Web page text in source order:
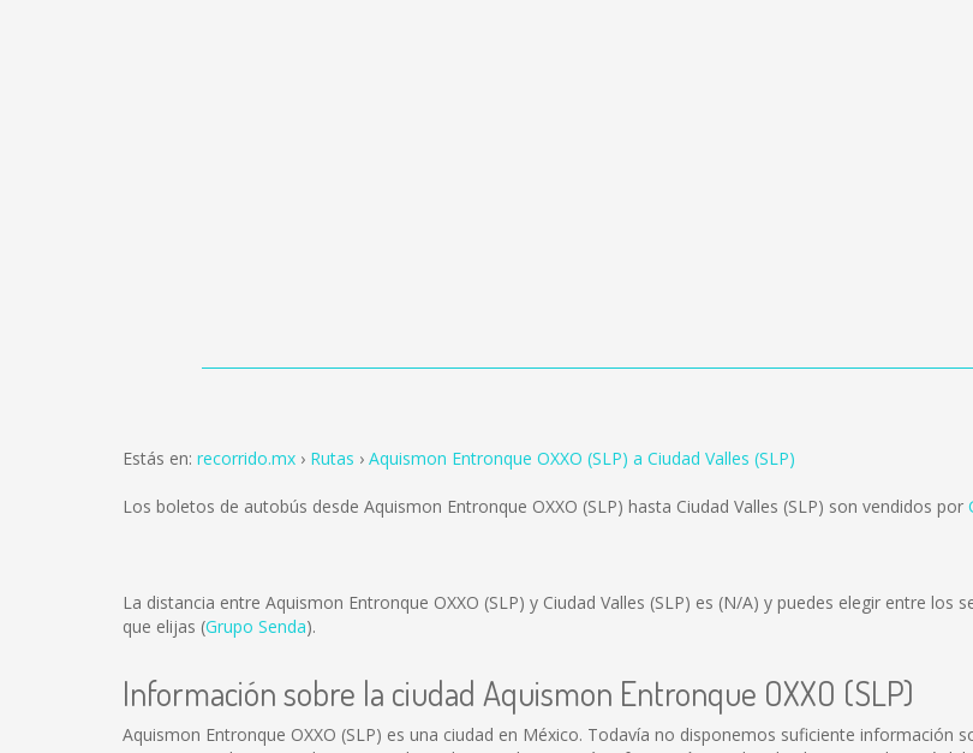
Estás en: recorrido.mx Rutas Aquismon Entronque OXXO (SLP) a Ciudad Valles (SLP)
Los boletos de autobús desde Aquismon Entronque OXXO (SLP) hasta Ciudad Valles (SLP) son vendidos por
La distancia entre Aquismon Entronque OXXO (SLP) y Ciudad Valles (SLP) es (N/A) y puedes elegir entre los
que elijas (Grupo Senda).
Información sobre la ciudad Aquismon Entronque OXXO (SLP)
Aquismon Entronque OXXO (SLP) es una ciudad en México. Todavía no disponemos suficiente información